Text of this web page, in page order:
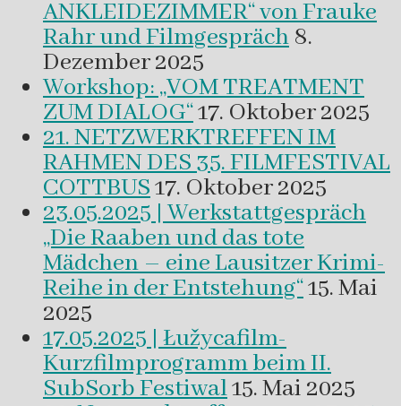
ANKLEIDEZIMMER“ von Frauke
Rahr und Filmgespräch 8.
Dezember 2025
Workshop: „VOM TREATMENT
ZUM DIALOG“17. Oktober 2025
21. NETZWERKTREFFEN IM
RAHMEN DES 35. FILMFESTIVAL
COTTBUS17. Oktober 2025
23.05.2025 | Werkstattgespräch
„Die Raaben und das tote
Mädchen – eine Lausitzer Krimi-
Reihe in der Entstehung“15. Mai
2025
17.05.2025 | Łužycafilm-
Kurzfilmprogramm beim II.
SubSorb Festiwal15. Mai 2025